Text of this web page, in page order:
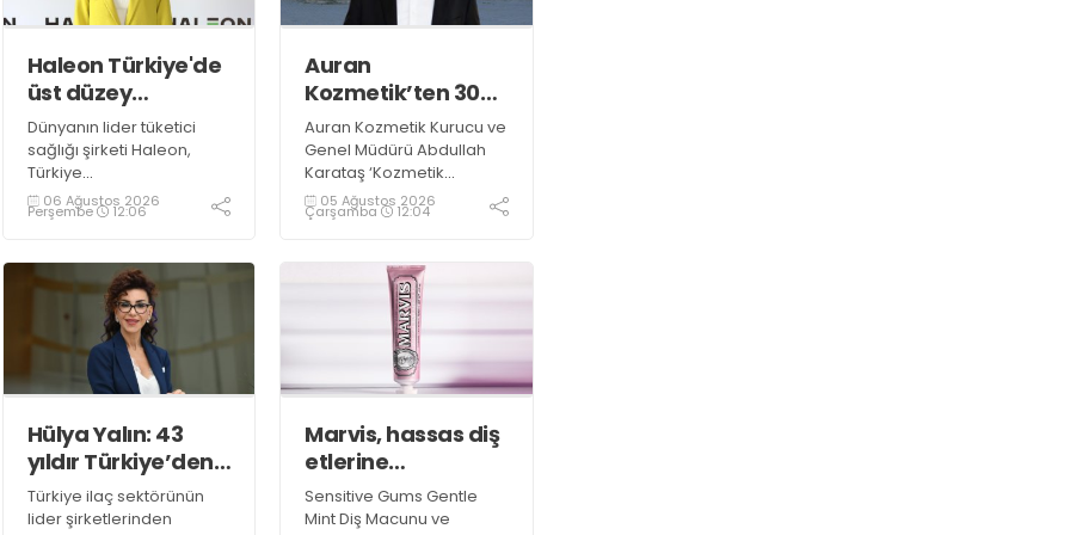
Haleon Türkiye'de
üst düzey
atamalar
Dünyanın lider tüketici
sağlığı şirketi Haleon,
Türkiye
organizasyonundaki Ağız
Sağlığı ve OTC & Wellness
liderliğini iki deneyimli
isme emanet etti. Ağız
Sağlığı Kategorisi
Liderliğine Işıl Sağlam
Balaban getirilirken, OTC
& Wellness Kategorisi
Liderliğine ise Kristin
Aslaner Aras atandı
06 Ağustos 2026
Perşembe 12:06
Auran
Kozmetik’ten 30
Milyon TL’lik
yatırım
Auran Kozmetik Kurucu ve
Genel Müdürü Abdullah
Karataş ‘Kozmetik
sektöründe tüketici
beklentileri sürekli
üreticileri kendilerini
sürekli geliştirmeye
yönlendiriyor.
Hedeflerimiz
doğrultusunda
uluslararası pazardaki
gücümüzü artırmak
amacıyla yaklaşık 30
milyon TL’lik yeni makine
yatırımı yapıyoruz’ dedi
05 Ağustos 2026
Çarşamba 12:04
Hülya Yalın: 43
yıldır Türkiye’den
aldığımız güçle
büyüyoruz
Türkiye ilaç sektörünün
lider şirketlerinden
Marvis, hassas diş
etlerine
özel bakım rutini
sunuyor
Sensitive Gums Gentle
Mint Diş Macunu ve